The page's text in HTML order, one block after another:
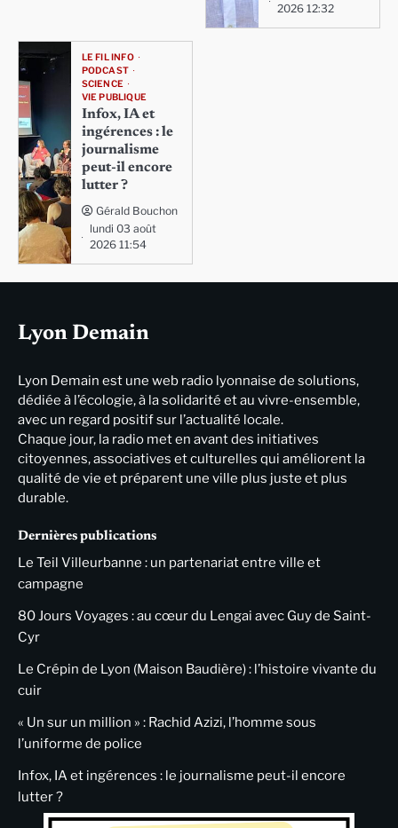
2026 12:32
LE FIL INFO
PODCAST
SCIENCE
VIE PUBLIQUE
Infox, IA et
ingérences : le
journalisme
peut-il encore
lutter ?
Gérald Bouchon
lundi 03 août
2026 11:54
Lyon Demain
Lyon Demain est une web radio lyonnaise de solutions,
dédiée à l’écologie, à la solidarité et au vivre-ensemble,
avec un regard positif sur l’actualité locale.
Chaque jour, la radio met en avant des initiatives
citoyennes, associatives et culturelles qui améliorent la
qualité de vie et préparent une ville plus juste et plus
durable.
Dernières publications
Le Teil Villeurbanne : un partenariat entre ville et
campagne
80 Jours Voyages : au cœur du Lengai avec Guy de Saint-
Cyr
Le Crépin de Lyon (Maison Baudière) : l’histoire vivante du
cuir
« Un sur un million » : Rachid Azizi, l’homme sous
l’uniforme de police
Infox, IA et ingérences : le journalisme peut-il encore
lutter ?